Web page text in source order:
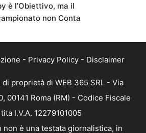
è l’Obiettivo, ma il
non Conta
- Privacy Policy - Disclaimer
proprietà di WEB 365 SRL - Via
00141 Roma (RM) - Codice Fiscale
I.V.A. 12279101005
non è una testata giornalistica, in